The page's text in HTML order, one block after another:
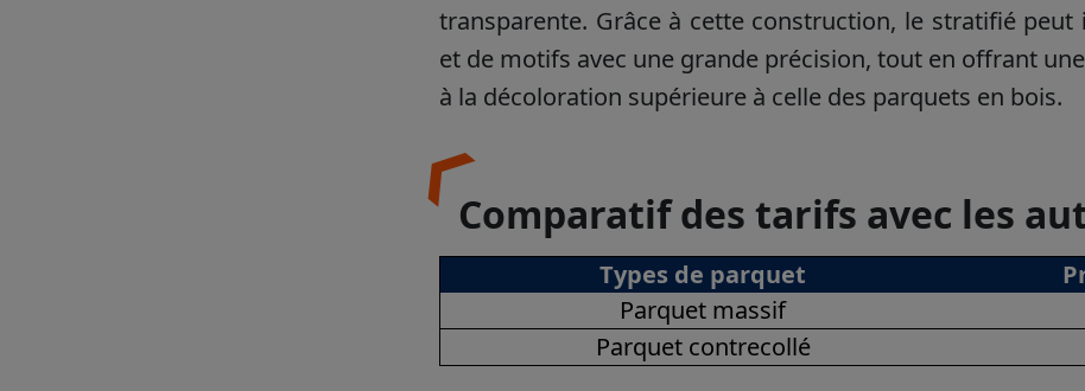
transparente. Grâce à cette construction, le stratifié peut
et de motifs avec une grande précision, tout en offrant une
à la décoloration supérieure à celle des parquets en bois.
Comparatif des tarifs avec les
Types de parquet
Parquet massif
Parquet contrecollé